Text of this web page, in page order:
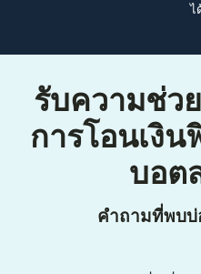
ไ
รับความช่ว
การโอนเงิ
บอต
คำถามที่พบบ่